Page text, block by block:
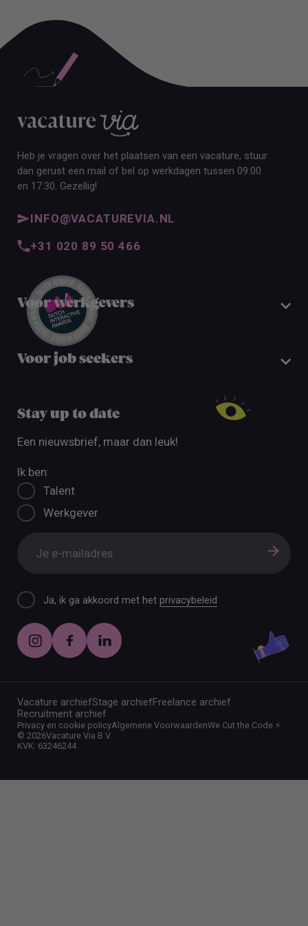
Heb je vragen over het plaatsen van een vacature, stuur
dan gerust een mail of bel op werkdagen tussen 09:00
en 17:30. Gezellig!
INFO@VACATUREVIA.NL
+31 020 89 50 466
Voor werkgevers
Voor job seekers
Stay up to date
Een nieuwsbrief, maar dan leuk!
Ik ben:
Talent
Werkgever
Ja, ik ga akkoord met hetprivacybeleid
Vacature archiefStage archiefFreelance archief
Recruitment archief
©2026Vacature Via B.V.
KVK: 63246244
Privacy en cookie policyAlgemene VoorwaardenWe Cut the Code ⚡️